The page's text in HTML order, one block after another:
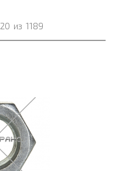
20 из 1189